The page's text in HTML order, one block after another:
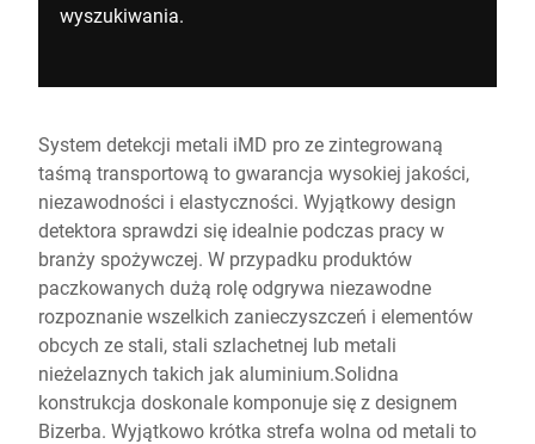
wyszukiwania.
System detekcji metali iMD pro ze zintegrowaną
taśmą transportową to gwarancja wysokiej jakości,
niezawodności i elastyczności. Wyjątkowy design
detektora sprawdzi się idealnie podczas pracy w
branży spożywczej. W przypadku produktów
paczkowanych dużą rolę odgrywa niezawodne
rozpoznanie wszelkich zanieczyszczeń i elementów
obcych ze stali, stali szlachetnej lub metali
nieżelaznych takich jak aluminium.Solidna
konstrukcja doskonale komponuje się z designem
Bizerba. Wyjątkowo krótka strefa wolna od metali to